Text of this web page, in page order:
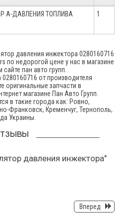
А-ДАВЛЕНИЯ ТОПЛИВА 1
давления инжектора 0280160716
по недорогой цене у нас в магазине
пан авто групп.
от производителя
оригинальные запчасти в
магазине Пан Авто Групп.
в такие города как: Ровно,
Франковск, Кременчуг, Тернополь,
Украины.
давления инжектора"
Вперед